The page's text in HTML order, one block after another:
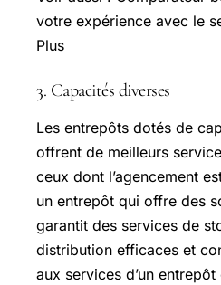
votre expérience avec le
Plus
3. Capacités diverses
Les entrepôts dotés de
offrent de meilleurs
ceux dont l’agencement
un entrepôt qui offre des
garantit des services de
distribution efficaces et
aux services d’un